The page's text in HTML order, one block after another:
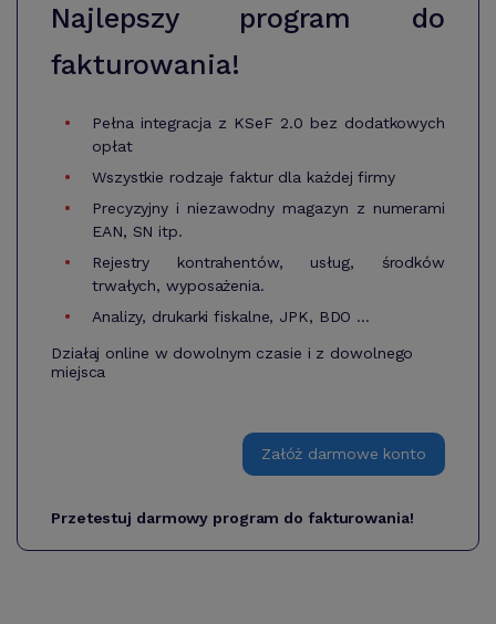
Najlepszy program do
fakturowania!
Pełna integracja z KSeF 2.0 bez dodatkowych
opłat
Wszystkie rodzaje faktur dla każdej firmy
Precyzyjny i niezawodny magazyn z numerami
EAN, SN itp.
Rejestry kontrahentów, usług, środków
trwałych, wyposażenia.
Analizy, drukarki fiskalne, JPK, BDO ...
Działaj online w dowolnym czasie i z dowolnego
miejsca
Załóż darmowe konto
Przetestuj darmowy program do fakturowania!